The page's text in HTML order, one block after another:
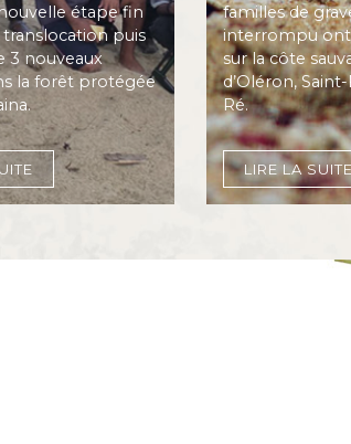
étape fin
translocation puis
3 nouveaux
la forêt protégée
familles de
interrompu
sur la côte
d’Oléron,
Ré.
LIRE LA